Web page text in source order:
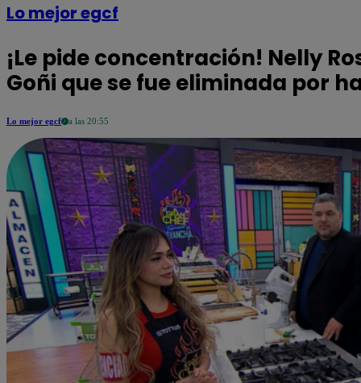
Lo mejor egcf
¡Le pide concentración! Nelly
Goñi que se fue eliminada por
Lo mejor egcf a las 20:55